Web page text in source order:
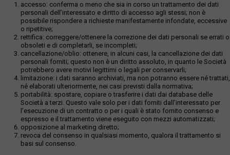
accesso: conferma o meno che sia in corso un trattamento dei dati
personali dell’interessato e diritto di accesso agli stessi; non è
possibile rispondere a richieste manifestamente infondate, eccessive
o ripetitive;
rettifica: correggere/ottenere la correzione dei dati personali se errati o
obsoleti e di completarli, se incompleti;
cancellazione/oblio: ottenere, in alcuni casi, la cancellazione dei dati
personali forniti; questo non è un diritto assoluto, in quanto le Società
potrebbero avere motivi legittimi o legali per conservarli;
limitazione: i dati saranno archiviati, ma non potranno essere né trattati,
né elaborati ulteriormente, nei casi previsti dalla normativa;
portabilità: spostare, copiare o trasferire i dati dai database delle
Società a terzi. Questo vale solo per i dati forniti dall’interessato per
l’esecuzione di un contratto o per i quali è stato fornito consenso e
espresso e il trattamento viene eseguito con mezzi automatizzati;
opposizione al marketing diretto;
revoca del consenso in qualsiasi momento, qualora il trattamento si
basi sul consenso.